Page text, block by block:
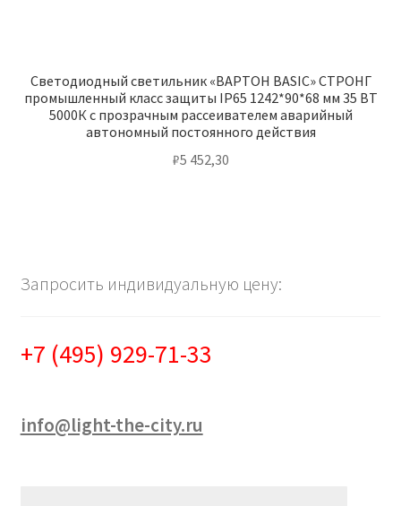
Светодиодный светильник «ВАРТОН BASIC» СТРОНГ
промышленный класс защиты IP65 1242*90*68 мм 35 ВТ
5000К с прозрачным рассеивателем аварийный
автономный постоянного действия
₽5 452,30
Запросить индивидуальную цену:
+7 (495) 929-71-33
info@light-the-city.ru